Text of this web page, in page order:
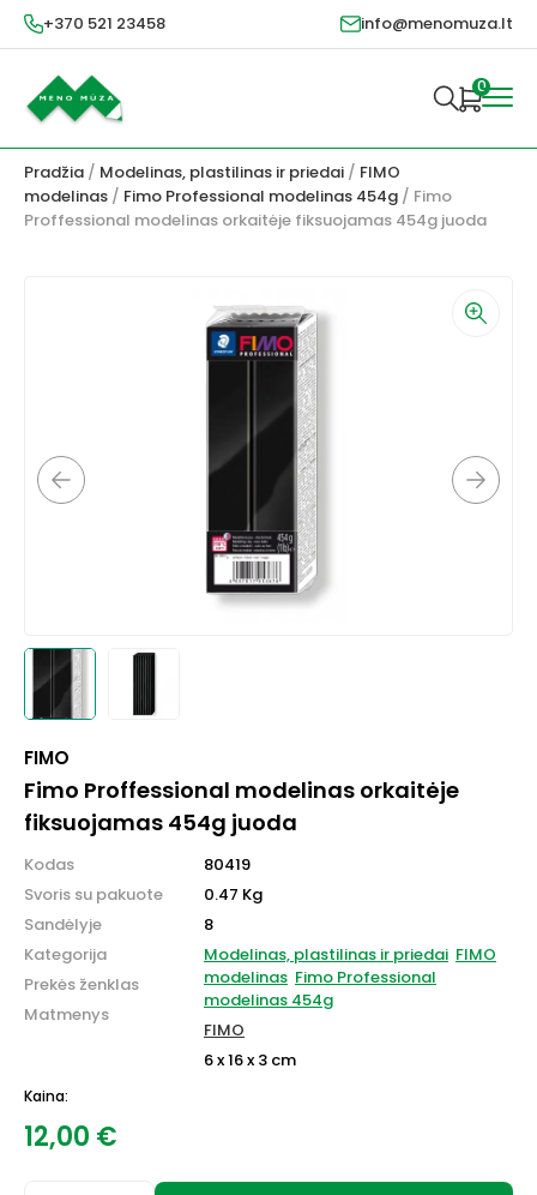
+370 521 23458 info@menomuza.lt
0
Pradžia / Modelinas, plastilinas ir priedai / FIMO
modelinas / Fimo Professional modelinas 454g / Fimo
Proffessional modelinas orkaitėje fiksuojamas 454g juoda
FIMO
Fimo Proffessional modelinas orkaitėje
fiksuojamas 454g juoda
Kodas
Svoris su pakuote
Sandėlyje
Kategorija
Prekės ženklas
Matmenys
80419
0.47 Kg
8
Modelinas, plastilinas ir priedai FIMO
modelinas Fimo Professional
modelinas 454g
FIMO
6 x 16 x 3 cm
Kaina:
12,00 €